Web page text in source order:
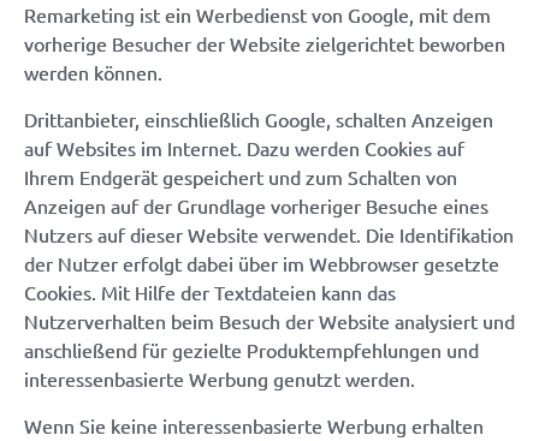
Remarketing ist ein Werbedienst von Google, mit dem
vorherige Besucher der Website zielgerichtet beworben
werden können.
Drittanbieter, einschließlich Google, schalten Anzeigen
auf Websites im Internet. Dazu werden Cookies auf
Ihrem Endgerät gespeichert und zum Schalten von
Anzeigen auf der Grundlage vorheriger Besuche eines
Nutzers auf dieser Website verwendet. Die Identifikation
der Nutzer erfolgt dabei über im Webbrowser gesetzte
Cookies. Mit Hilfe der Textdateien kann das
Nutzerverhalten beim Besuch der Website analysiert und
anschließend für gezielte Produktempfehlungen und
interessenbasierte Werbung genutzt werden.
Wenn Sie keine interessenbasierte Werbung erhalten